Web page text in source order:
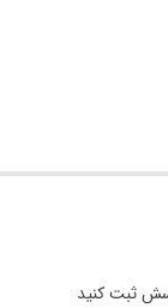
ثبت کنید